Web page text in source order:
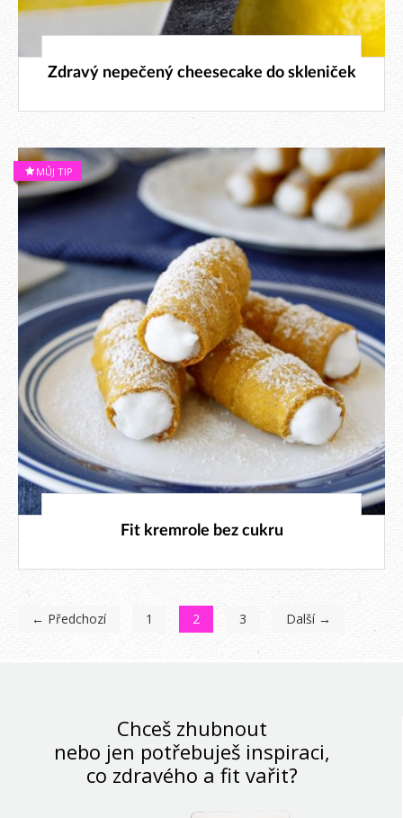
5. 1. 2023
Zdravý nepečený cheesecake do skleniček
MŮJ TIP
26. 9. 2022
Fit kremrole bez cukru
← Předchozí 1 2 3 Další →
Chceš zhubnout
nebo jen potřebuješ inspiraci,
co zdravého a fit vařit?